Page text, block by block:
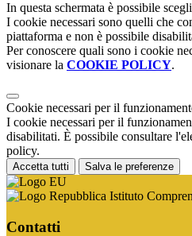
In questa schermata è possibile
I cookie necessari sono quelli che
piattaforma e non è possibile
Per conoscere quali sono i cookie
visionare la COOKIE POLICY.
Cookie necessari per il
I cookie necessari per il
disabilitati. È possibile consultare
policy.
Accetta tutti Salva le preferenze
Istituto
Contatti